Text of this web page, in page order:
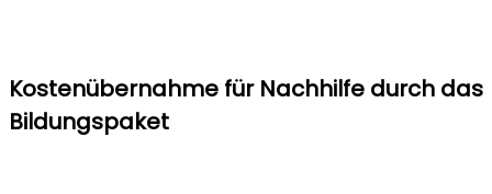
Kostenübernahme für Nachhilfe durch das
Bildungspaket